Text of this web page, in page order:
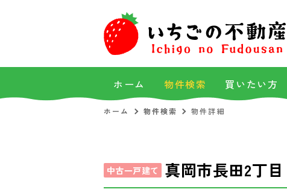
ホーム 物件検索 買いたい方
ホーム 物件検索 物件詳細
中古一戸建て 真岡市長田2丁目